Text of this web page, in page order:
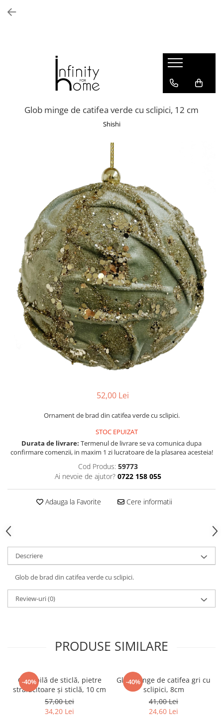
Biblioteci și rafturi
Masute auxiliare
Comode living
Comode dormitor
Covoare dormitor
Console dormitor
Fotolii dormitor
Noptiere
Mobila dining
Console extensibile
Scaune
Covoare dining
Mese
Mese HORECA
Scaune de bar / insula
Console hol
Decoratiuni interioare
Accesorii decorative
Rame foto
Accesorii pentru servire
Textile pentru casa
Corpuri de iluminat
Home Office
Designers' Choice
Glob minge de catifea verde cu sclipici, 12 cm
Shishi
52,00 Lei
Ornament de brad din catifea verde cu sclipici.
STOC EPUIZAT
Durata de livrare: Termenul de livrare se va comunica dupa
confirmare comenzii, in maxim 1 zi lucratoare de la plasarea acesteia!
Cod Produs: 59773
Ai nevoie de ajutor? 0722 158 055
Adauga la Favorite Cere informatii
Descriere
Glob de brad din catifea verde cu sclipici.
Review-uri(0)
PRODUSE SIMILARE
-40%
Glob bilă de sticlă, pietre
strălucitoare și sticlă, 10 cm
57,00 Lei
34,20 Lei
-40%
Glob minge de catifea gri cu
sclipici, 8cm
41,00 Lei
24,60 Lei